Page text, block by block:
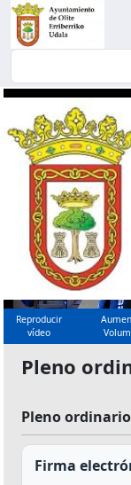
Buscador
Reproducir
vídeo
Pleno
Pleno
Firma